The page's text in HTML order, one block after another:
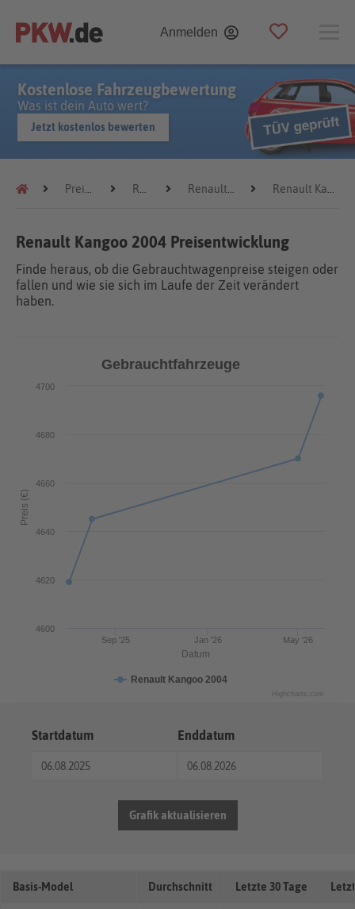
Anmelden
Kostenlose Fahrzeugbewertung
Was ist dein Auto wert?
Jetzt kostenlos bewerten
Preistrends Renault Renault Kangoo Renault Kangoo 2004
Renault Kangoo 2004 Preisentwicklung
Finde heraus, ob die Gebrauchtwagenpreise steigen oder
fallen und wie sie sich im Laufe der Zeit verändert
haben.
Datum
Preis (€)
Gebrauchtfahrzeuge
Renault Kangoo 2004
Jan '26
Sep '25 May '26
4600
4620
4640
4660
4680
4700
Highcharts.com
Startdatum Enddatum
Grafik aktualisieren
Basis-Model Durchschnitt Letzte 30 Tage